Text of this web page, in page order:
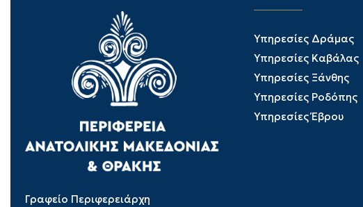
Γραφείο Περιφερειάρχη
Υπηρεσίες Δράμας
Υπηρεσίες Καβάλας
Υπηρεσίες Ξάνθης
Υπηρεσίες Ροδόπης
Υπηρεσίες Έβρου